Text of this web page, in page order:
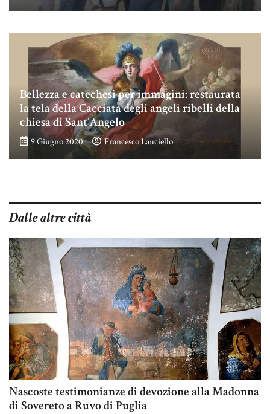
Bellezza e catechesi per immagini: restaurata
la tela della Cacciata degli angeli ribelli della
chiesa di Sant’Angelo
9 Giugno 2020 Francesco Lauciello
Dalle altre città
Nascoste testimonianze di devozione alla Madonna
di Sovereto a Ruvo di Puglia